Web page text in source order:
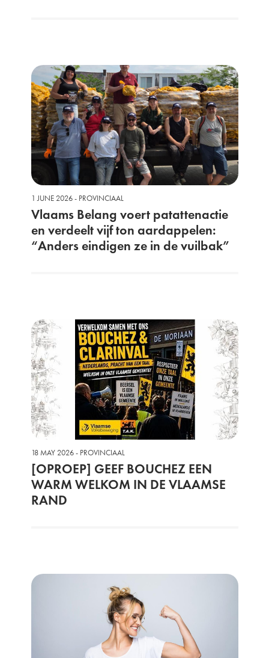
1 JUNE 2026 - PROVINCIAAL
Vlaams Belang voert patattenactie
en verdeelt vijf ton aardappelen:
“Anders eindigen ze in de vuilbak”
18 MAY 2026 - PROVINCIAAL
[OPROEP] GEEF BOUCHEZ EEN
WARM WELKOM IN DE VLAAMSE
RAND